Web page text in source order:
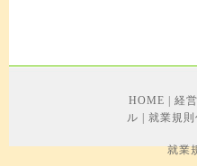
HOME 経
ル
就業規
就業規則、未払い残業代